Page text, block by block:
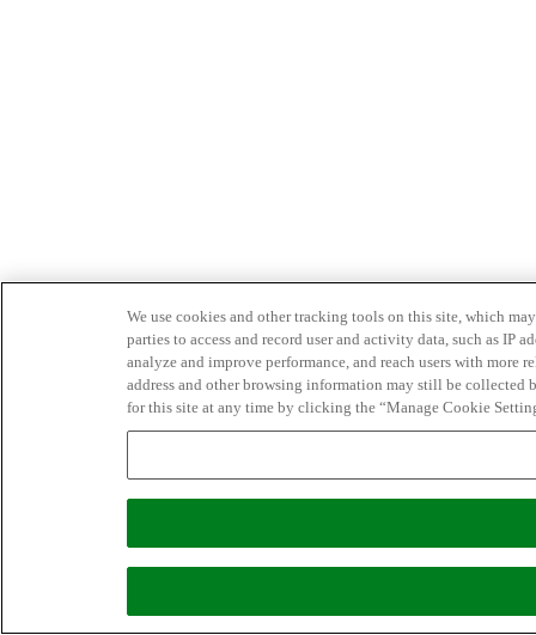
We use cookies and other tracking tools on this site, which
parties to access and record user and activity data, such as IP
analyze and improve performance, and reach users with
address and other browsing information may still be collected
for this site at any time by clicking the “Manage Cookie